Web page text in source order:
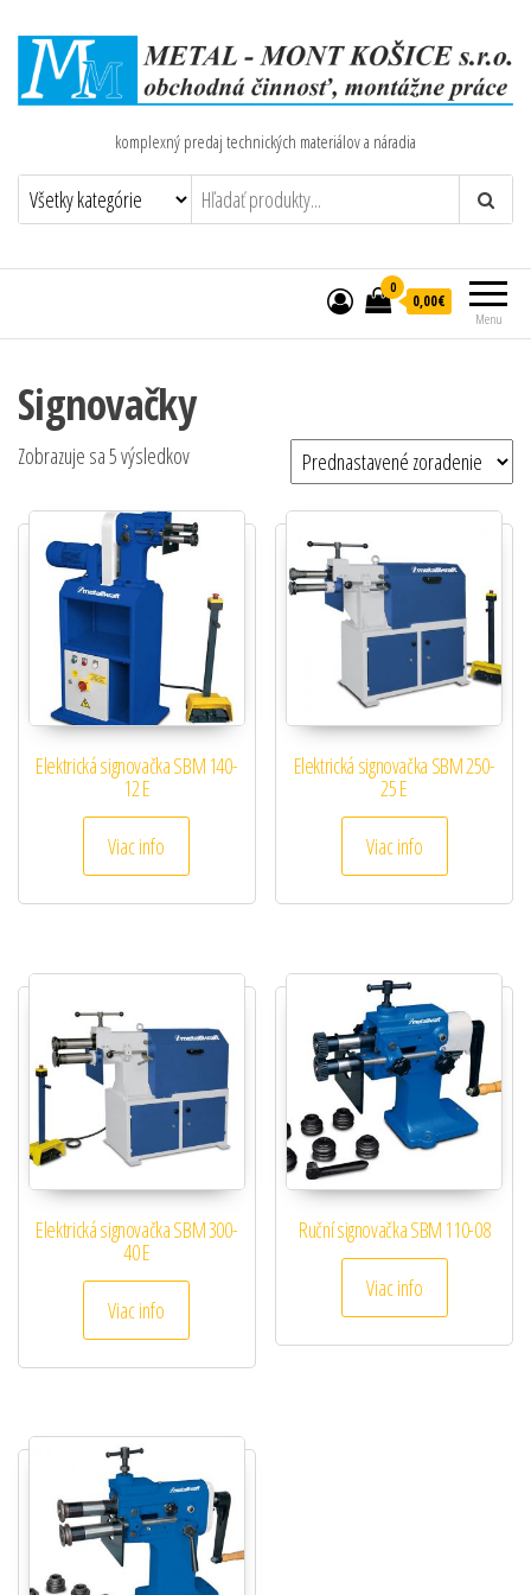
komplexný predaj technických materiálov a náradia
Menu
0
0,00€
Signovačky
Zobrazuje sa 5 výsledkov
Elektrická signovačka SBM 140-
12 E
Viac info
Elektrická signovačka SBM 250-
25 E
Viac info
Elektrická signovačka SBM 300-
40 E
Viac info
Ruční signovačka SBM 110-08
Viac info